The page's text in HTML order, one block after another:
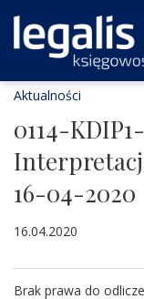
Aktualności
0114-
16-04-2020
16.04.2020
Brak prawa do